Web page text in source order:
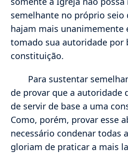
semelhante no próprio seio
hajam mais unanimemente
tomado sua autoridade por
constituição.
Para sustentar
de provar que a autoridade
de servir de base a uma
Como, porém, provar esse
necessário condenar todas
gloriam de praticar a mais